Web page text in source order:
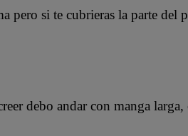
pero si te cubrieras la parte del
debo andar con manga larga,